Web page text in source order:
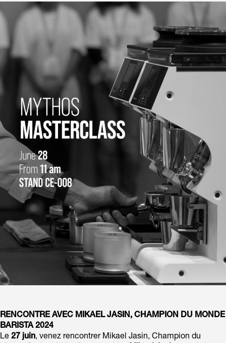
RENCONTRE AVEC MIKAEL JASIN, CHAMPION DU MONDE
BARISTA 2024
Le 27 juin, venez rencontrer Mikael Jasin, Champion du